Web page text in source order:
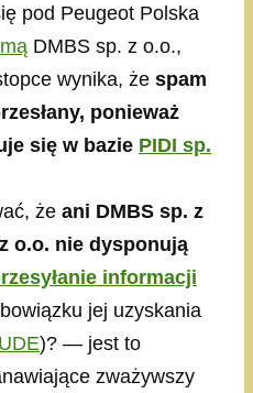
pod Peugeot Polska
DMBS sp. z o.o.,
wynika, że spam
ponieważ
się w bazie PIDI sp.
że ani DMBS sp. z
o.o. nie dysponują
informacji
jej uzyskania
)? — jest to
zważywszy